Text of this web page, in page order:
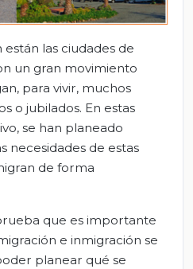
las ciudades de
un gran movimiento
para vivir, muchos
o jubilados. En estas
se han planeado
necesidades de estas
de forma
que es importante
e inmigración se
planear qué se